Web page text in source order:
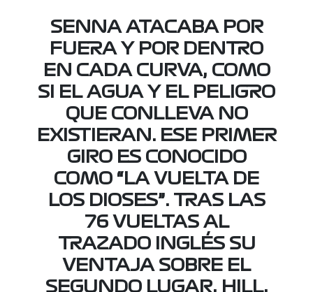
SENNA ATACABA POR
FUERA Y POR DENTRO
EN CADA CURVA, COMO
SI EL AGUA Y EL PELIGRO
QUE CONLLEVA NO
EXISTIERAN. ESE PRIMER
GIRO ES CONOCIDO
COMO “LA VUELTA DE
LOS DIOSES”. TRAS LAS
76 VUELTAS AL
TRAZADO INGLÉS SU
VENTAJA SOBRE EL
SEGUNDO LUGAR, HILL,